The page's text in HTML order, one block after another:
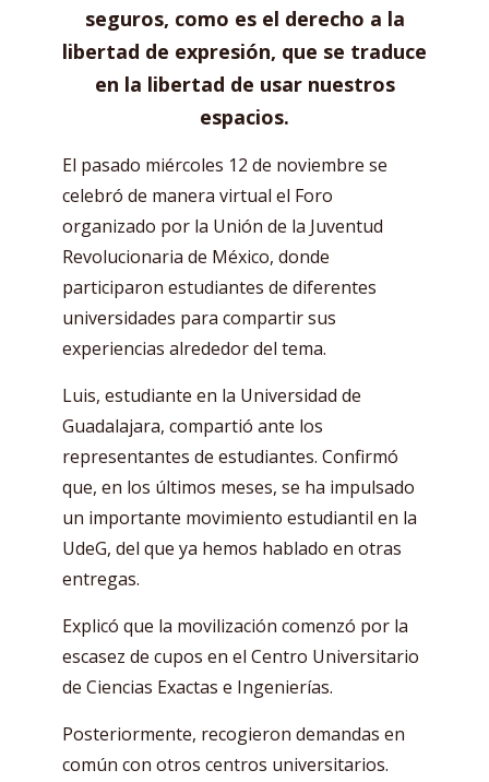
seguros, como es el derecho a la
libertad de expresión, que se traduce
en la libertad de usar nuestros
espacios.
El pasado miércoles 12 de noviembre se
celebró de manera virtual el Foro
organizado por la Unión de la Juventud
Revolucionaria de México, donde
participaron estudiantes de diferentes
universidades para compartir sus
experiencias alrededor del tema.
Luis, estudiante en la Universidad de
Guadalajara, compartió ante los
representantes de estudiantes. Confirmó
que, en los últimos meses, se ha impulsado
un importante movimiento estudiantil en la
UdeG, del que ya hemos hablado en otras
entregas.
Explicó que la movilización comenzó por la
escasez de cupos en el Centro Universitario
de Ciencias Exactas e Ingenierías.
Posteriormente, recogieron demandas en
común con otros centros universitarios.